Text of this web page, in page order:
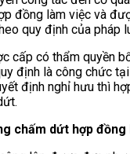
đồng làm việc và
quy định của pháp
cấp có thẩm quyền
định là công chức
định nghỉ hưu thì
chấm dứt hợp đồng